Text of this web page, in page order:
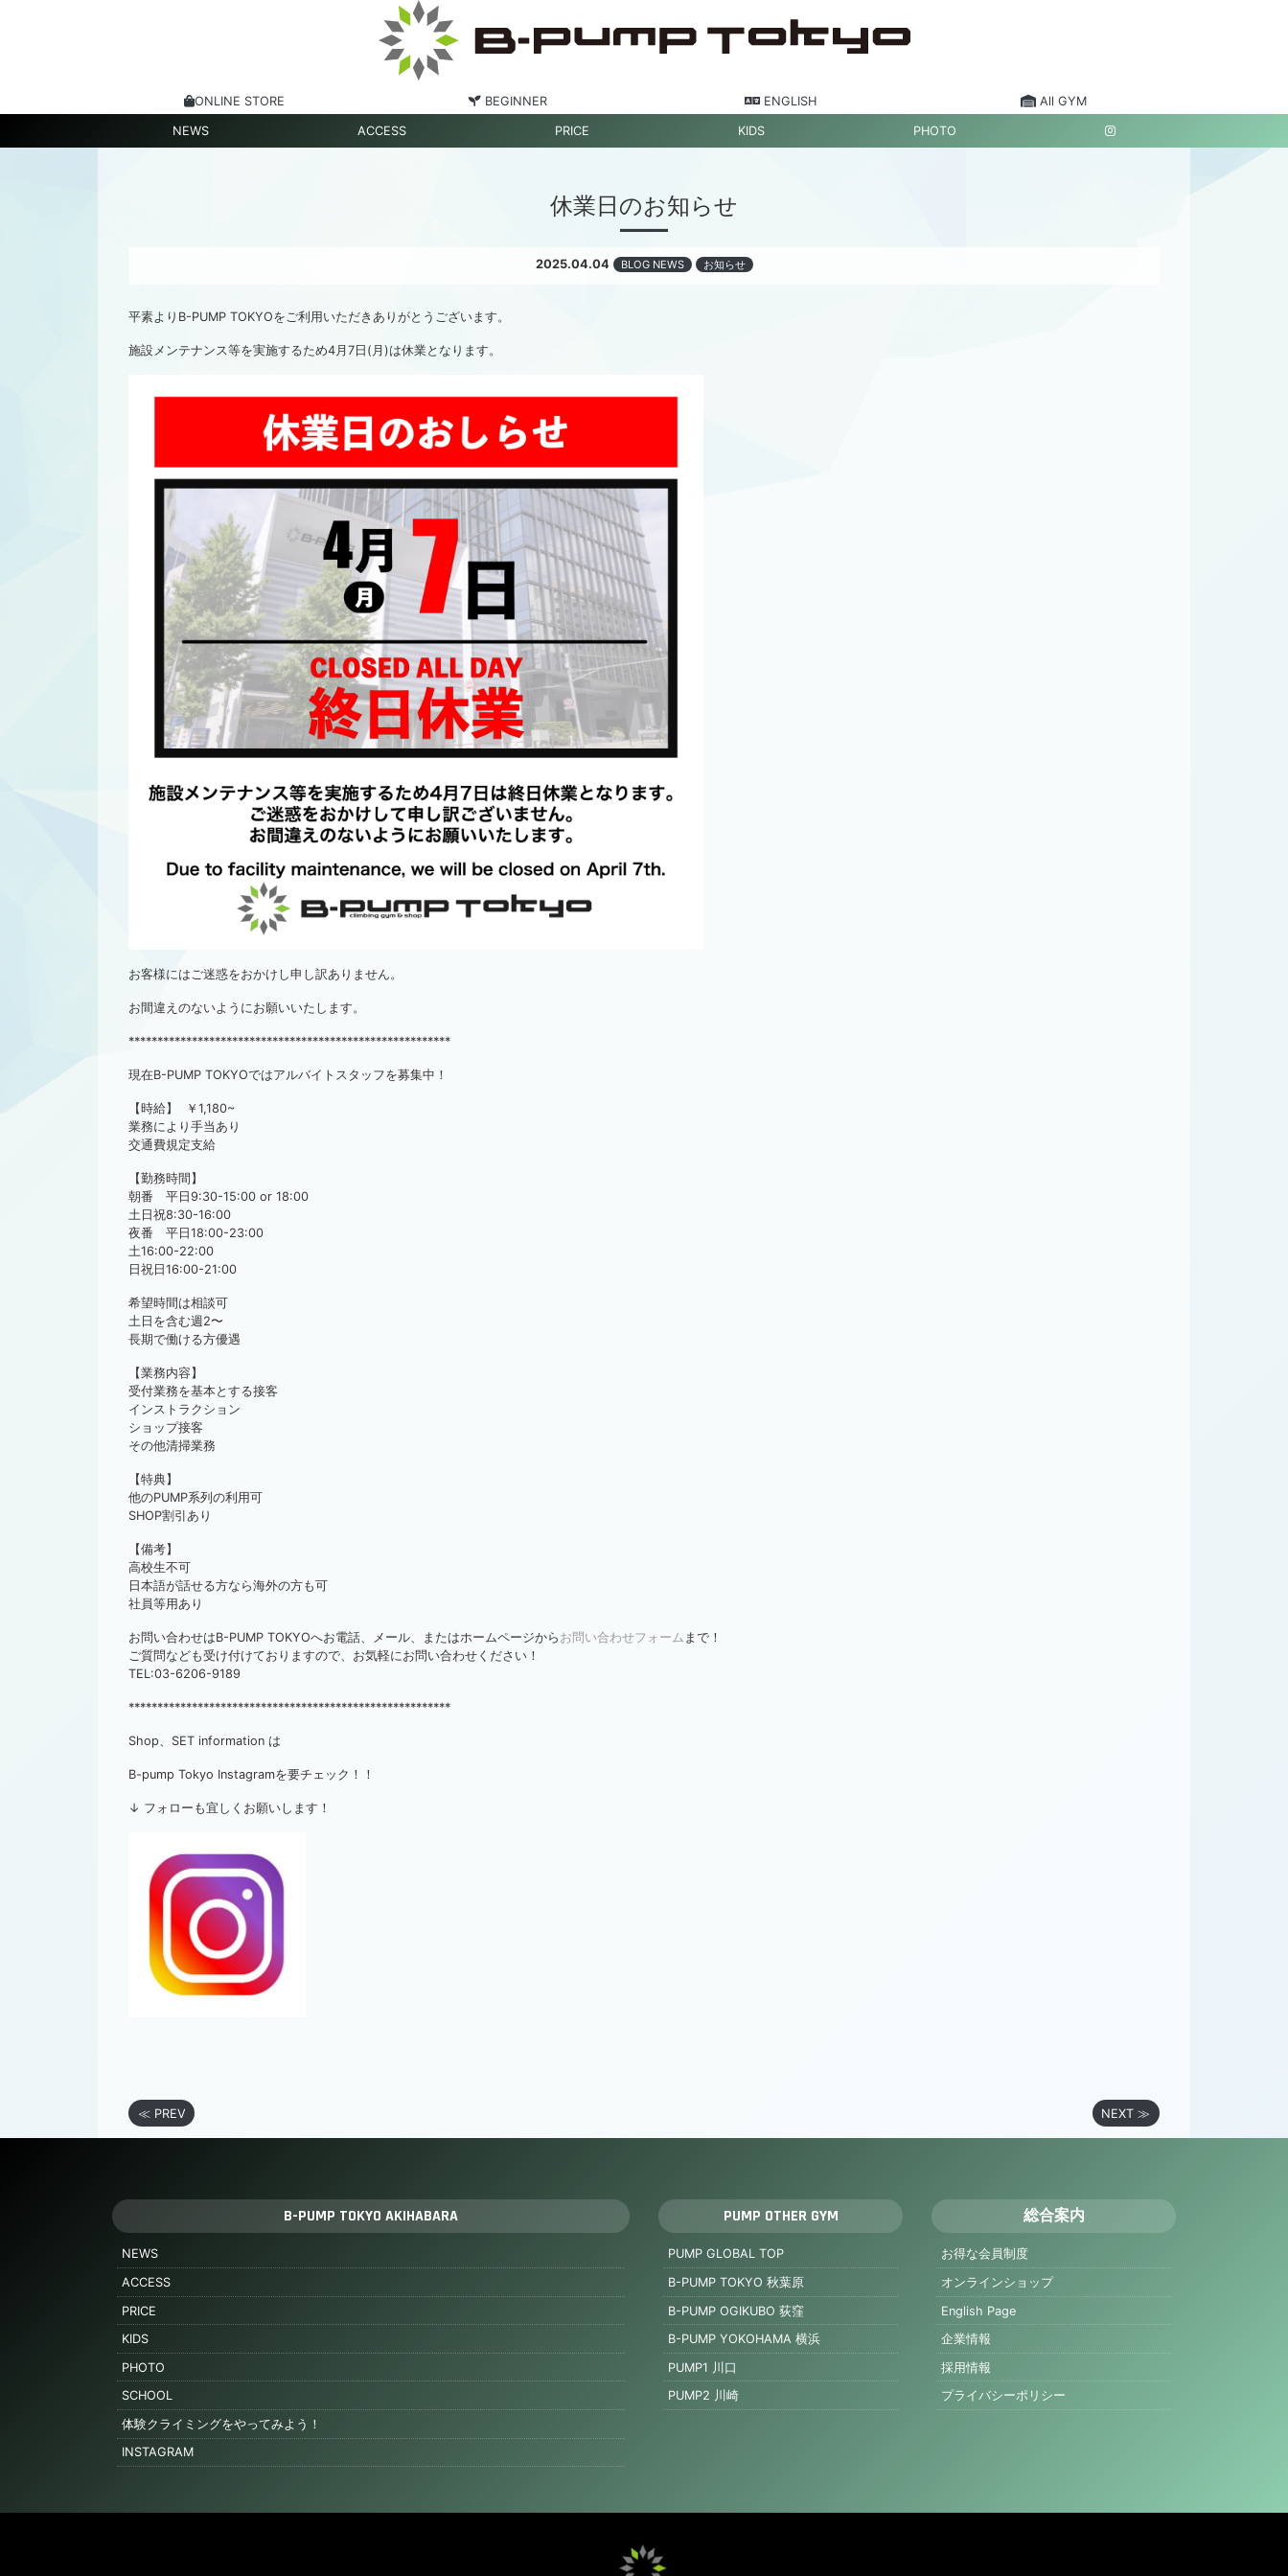
ONLINE STORE BEGINNER ENGLISH All GYM
NEWS ACCESS PRICE KIDS PHOTO
休業日のお知らせ
2025.04.04 BLOG NEWS お知らせ
平素よりB-PUMP TOKYOをご利用いただきありがとうございます。
施設メンテナンス等を実施するため4月7日(月)は休業となります。
お客様にはご迷惑をおかけし申し訳ありません。
お間違えのないようにお願いいたします。
********************************************************
現在B-PUMP TOKYOではアルバイトスタッフを募集中！
【時給】 ￥1,180~
業務により手当あり
交通費規定支給
【勤務時間】
朝番 平日9:30-15:00 or 18:00
土日祝8:30-16:00
夜番 平日18:00-23:00
土16:00-22:00
日祝日16:00-21:00
希望時間は相談可
土日を含む週2〜
長期で働ける方優遇
【業務内容】
受付業務を基本とする接客
インストラクション
ショップ接客
その他清掃業務
【特典】
他のPUMP系列の利用可
SHOP割引あり
【備考】
高校生不可
日本語が話せる方なら海外の方も可
社員等用あり
お問い合わせはB-PUMP TOKYOへお電話、メール、またはホームページから お問い合わせフォーム まで！
ご質問なども受け付けておりますので、お気軽にお問い合わせください！
TEL:03-6206-9189
********************************************************
Shop、SET information は
B-pump Tokyo Instagramを要チェック！！
↓ フォローも宜しくお願いします！
≪ PREV NEXT ≫
B-PUMP TOKYO AKIHABARA
NEWS
ACCESS
PRICE
KIDS
PHOTO
SCHOOL
体験クライミングをやってみよう！
INSTAGRAM
PUMP OTHER GYM
PUMP GLOBAL TOP
B-PUMP TOKYO 秋葉原
B-PUMP OGIKUBO 荻窪
B-PUMP YOKOHAMA 横浜
PUMP1 川口
PUMP2 川崎
総合案内
お得な会員制度
オンラインショップ
English Page
企業情報
採用情報
プライバシーポリシー